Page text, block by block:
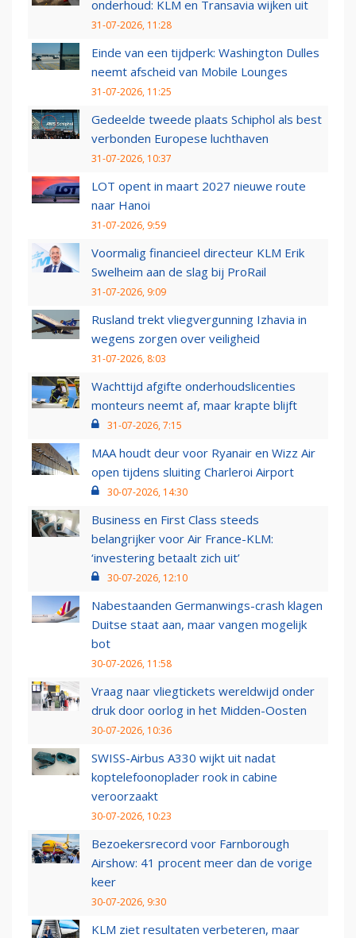
onderhoud: KLM en Transavia wijken uit
31-07-2026, 11:28
Einde van een tijdperk: Washington Dulles
neemt afscheid van Mobile Lounges
31-07-2026, 11:25
Gedeelde tweede plaats Schiphol als best
verbonden Europese luchthaven
31-07-2026, 10:37
LOT opent in maart 2027 nieuwe route
naar Hanoi
31-07-2026, 9:59
Voormalig financieel directeur KLM Erik
Swelheim aan de slag bij ProRail
31-07-2026, 9:09
Rusland trekt vliegvergunning Izhavia in
wegens zorgen over veiligheid
31-07-2026, 8:03
Wachttijd afgifte onderhoudslicenties
monteurs neemt af, maar krapte blijft
31-07-2026, 7:15
MAA houdt deur voor Ryanair en Wizz Air
open tijdens sluiting Charleroi Airport
30-07-2026, 14:30
Business en First Class steeds
belangrijker voor Air France-KLM:
‘investering betaalt zich uit’
30-07-2026, 12:10
Nabestaanden Germanwings-crash klagen
Duitse staat aan, maar vangen mogelijk
bot
30-07-2026, 11:58
Vraag naar vliegtickets wereldwijd onder
druk door oorlog in het Midden-Oosten
30-07-2026, 10:36
SWISS-Airbus A330 wijkt uit nadat
koptelefoonoplader rook in cabine
veroorzaakt
30-07-2026, 10:23
Bezoekersrecord voor Farnborough
Airshow: 41 procent meer dan de vorige
keer
30-07-2026, 9:30
KLM ziet resultaten verbeteren, maar